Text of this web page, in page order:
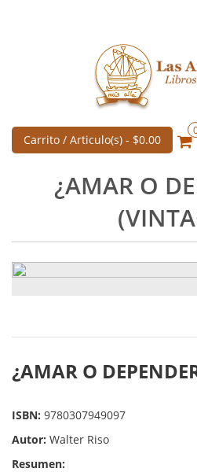
Carrito / Articulo(s) - $0.00
¿AMAR O
¿AMAR O
ISBN: 9780307949097
Autor: Walter Riso
Resumen: